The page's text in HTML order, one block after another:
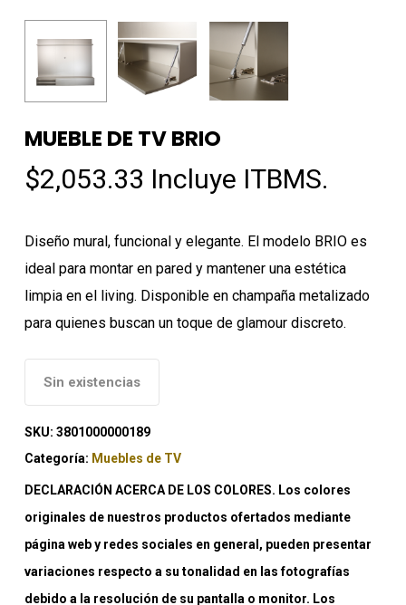
MUEBLE DE TV BRIO
$2,053.33 Incluye ITBMS.
Diseño mural, funcional y elegante. El modelo BRIO es
ideal para montar en pared y mantener una estética
limpia en el living. Disponible en champaña metalizado
para quienes buscan un toque de glamour discreto.
Sin existencias
SKU: 3801000000189
Categoría: Muebles de TV
DECLARACIÓN ACERCA DE LOS COLORES. Los colores
originales de nuestros productos ofertados mediante
página web y redes sociales en general, pueden presentar
variaciones respecto a su tonalidad en las fotografías
debido a la resolución de su pantalla o monitor. Los